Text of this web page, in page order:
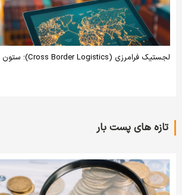
لجستیک فرامرزی (Cross Border Logistics)؛ ستون پنهان تجارت جهانی
تازه های پست بار